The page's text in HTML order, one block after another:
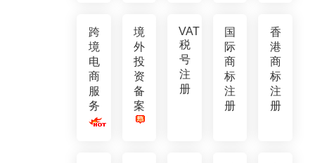
跨
境
电
商
服
务
境
外
投
资
备
案
VAT
税
号
注
册
国
际
商
标
注
册
香
港
商
标
注
册